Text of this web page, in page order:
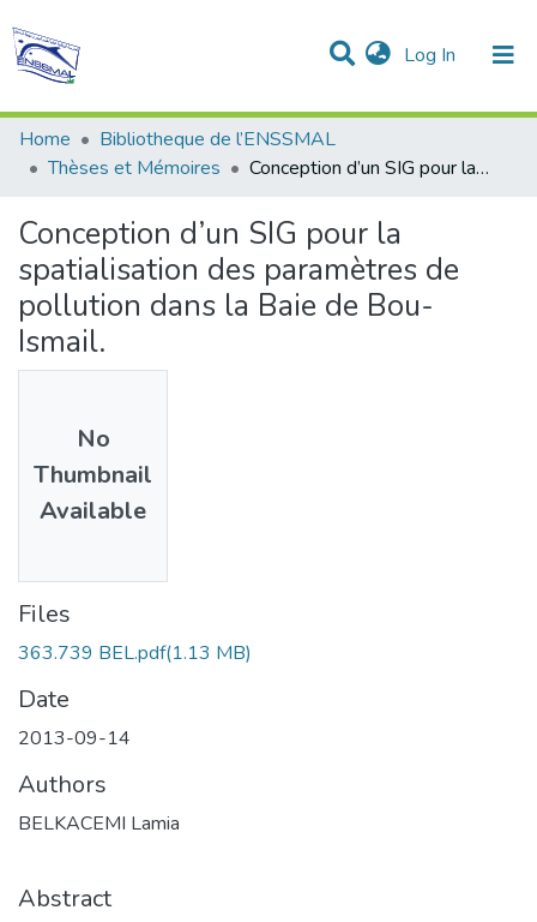
Log In (current)
Communities & Collections
Statistics
All of DSpace
Home
Bibliotheque de l’ENSSMAL
Thèses et Mémoires
Conception d’un SIG pour la spatialisation des paramètres de pollution dans la Baie de Bou-Ismail.
Conception d’un SIG pour la
spatialisation des paramètres de
pollution dans la Baie de Bou-
Ismail.
No
Thumbnail
Available
Files
363.739 BEL.pdf(1.13 MB)
Date
2013-09-14
Authors
BELKACEMI Lamia
Abstract